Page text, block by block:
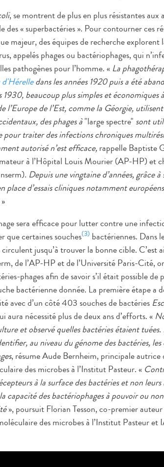
, se montrent de plus en plus résistantes aux
des « superbactéries ». Pour contourner ces
majeur, des équipes de recherche explorent
appelés phages ou bactériophages, qui
pathogènes pour l’homme. « La
d'Hérelledans les années 1920 puis a été
1930, beaucoup plus simples et économiques
l’Europe de l’Est, comme la Géorgie,
des phages à"large spectre" sont
traiter des infections chroniques
autorisé n’est efficace,rappelle Baptiste
à l’Hôpital Louis Mourier (AP-HP) et
Depuis une vingtaine d’années, grâce
place d’essais cliniques notamment
»
sera efficace pour lutter contre une
que certaines souches(3) bactériennes. Dans
jusqu’à trouver la bonne cible. C’est
de l’AP-HP et de l’Université Paris-Cité,
phages afin de savoir s’il était possible de
bactérienne donnée. La première étape a
avec d’un côté 403 souches de bactéries
nécessité plus de deux ans d’efforts. «
et observé quelles bactéries étaient
au niveau du génome des bactéries,
, résume Aude Bernheim, principale autrice
des microbes à l’Institut Pasteur. «
à la surface des bactéries et non leurs
capacité des bactériophages à pouvoir ou
», poursuit Florian Tesson, co-premier
des microbes à l’Institut Pasteur et